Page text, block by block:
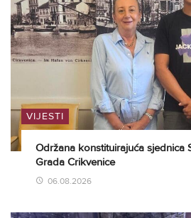
VIJESTI
Održana konstituirajuća sjednica
Grada Crikvenice
06.08.2026